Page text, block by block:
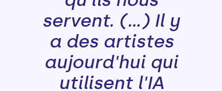
servent. (...) Il y
a des artistes
aujourd'hui qui
utilisent l'IA